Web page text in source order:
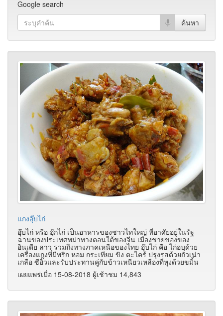
Google search
แกงอุ๊บไก่
อุ๊บไก่ หรือ อุ๊กไก่ เป็นอาหารของชาวไทใหญ่ ที่อาศัยอยู่ในรัฐ
ฉานของประเทศพม่าทางตอนใต้ของจีน เมืองชายของของ
อินเดีย ลาว รวมถึงทางภาคเหนือของไทย อุ๊บไก่ คือ ไก่อบด้วย
เครื่องแกงที่มีพริก หอม กระเทียม ขิง ตะไคร้ ปรุงรสด้วยถั่วเน่า
เกลือ ซีอิ๊วและรับประทานคู่กับข้าวเหนียวเหลืองที่หุงด้วยขมิ้น
เผยแพร่เมื่อ 15-08-2018 ผู้เช้าชม 14,843